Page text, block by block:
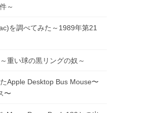
～
を調べてみた～1989年第21
重い球の黒リングの奴～
Apple Desktop Bus Mouse〜
〜